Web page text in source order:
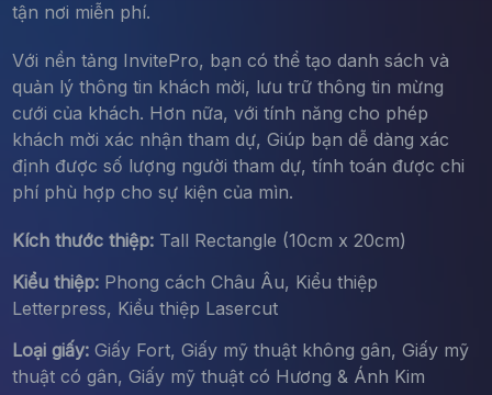
tận nơi miễn phí.
Với nền tảng InvitePro, bạn có thể tạo danh sách và
quản lý thông tin khách mời, lưu trữ thông tin mừng
cưới của khách. Hơn nữa, với tính năng cho phép
khách mời xác nhận tham dự, Giúp bạn dễ dàng xác
định được số lượng người tham dự, tính toán được chi
phí phù hợp cho sự kiện của mìn.
Kích thước thiệp:Tall Rectangle (10cm x 20cm)
Kiểu thiệp:Phong cách Châu Âu, Kiểu thiệp
Letterpress, Kiểu thiệp Lasercut
Loại giấy:Giấy Fort, Giấy mỹ thuật không gân, Giấy mỹ
thuật có gân, Giấy mỹ thuật có Hương & Ánh Kim